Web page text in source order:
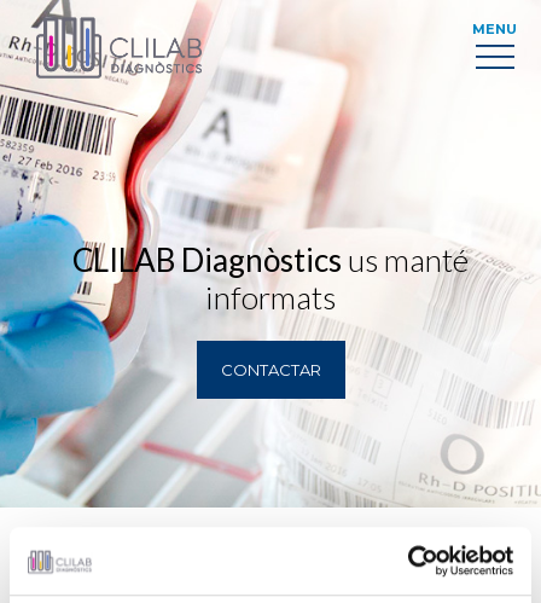
MENU
CLILAB Diagnòstics us manté
informats
CONTACTAR
NOTÍCIES